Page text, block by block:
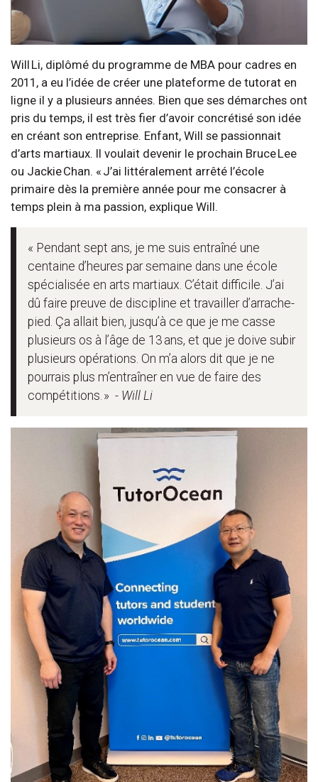
Will Li, diplômé du programme de MBA pour cadres en
2011, a eu l’idée de créer une plateforme de tutorat en
ligne il y a plusieurs années. Bien que ses démarches ont
pris du temps, il est très fier d’avoir concrétisé son idée
en créant son entreprise. Enfant, Will se passionnait
d’arts martiaux. Il voulait devenir le prochain Bruce Lee
ou Jackie Chan. « J’ai littéralement arrêté l’école
primaire dès la première année pour me consacrer à
temps plein à ma passion, explique Will.
« Pendant sept ans, je me suis entraîné une
centaine d’heures par semaine dans une école
spécialisée en arts martiaux. C’était difficile. J’ai
dû faire preuve de discipline et travailler d’arrache-
pied. Ça allait bien, jusqu’à ce que je me casse
plusieurs os à l’âge de 13 ans, et que je doive subir
plusieurs opérations. On m’a alors dit que je ne
pourrais plus m’entraîner en vue de faire des
compétitions. » - Will Li